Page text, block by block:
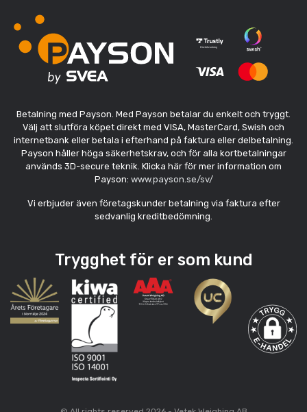
Betalning med Payson. Med Payson betalar du enkelt och tryggt.
Välj att slutföra köpet direkt med VISA, MasterCard, Swish och
internetbank eller betala i efterhand på faktura eller delbetalning.
Payson håller höga säkerhetskrav, och för alla kortbetalningar
används 3D-secure teknik. Klicka här för mer information om
Payson: www.payson.se/sv/
Vi erbjuder även företagskunder betalning via faktura efter
sedvanlig kreditbedömning.
Trygghet för er som kund